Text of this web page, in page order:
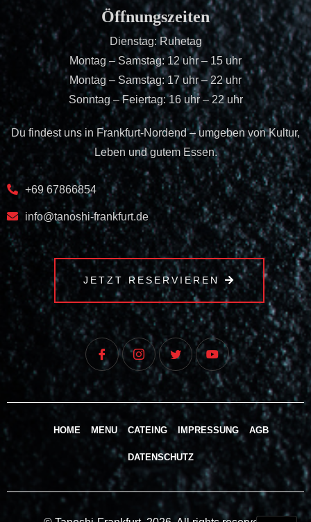
Öffnungszeiten
Dienstag: Ruhetag
Montag – Samstag: 12 uhr – 15 uhr
Montag – Samstag: 17 uhr – 22 uhr
Sonntag – Feiertag: 16 uhr – 22 uhr
Du findest uns in Frankfurt-Nordend – umgeben von Kultur,
Leben und gutem Essen.
+69 67866854
info@tanoshi-frankfurt.de
JETZT RESERVIEREN
HOME MENU CATEING IMPRESSUNG AGB
DATENSCHUTZ